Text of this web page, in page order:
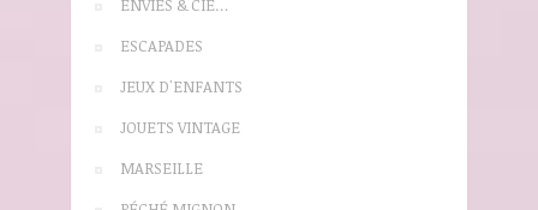
ENVIES & CIE…
ESCAPADES
JEUX D'ENFANTS
JOUETS VINTAGE
MARSEILLE